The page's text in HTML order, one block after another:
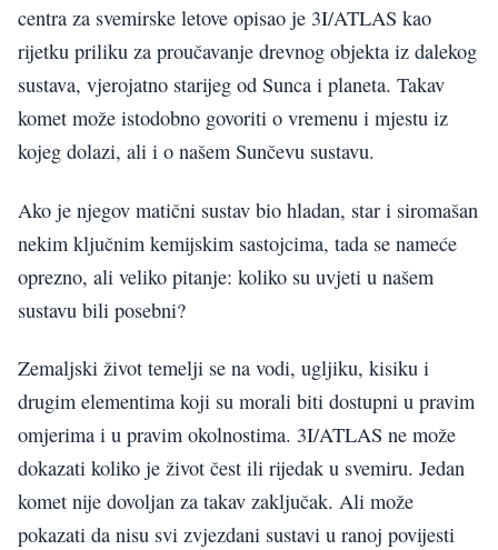
centra za svemirske letove opisao je 3I/ATLAS kao
rijetku priliku za proučavanje drevnog objekta iz dalekog
sustava, vjerojatno starijeg od Sunca i planeta. Takav
komet može istodobno govoriti o vremenu i mjestu iz
kojeg dolazi, ali i o našem Sunčevu sustavu.
Ako je njegov matični sustav bio hladan, star i siromašan
nekim ključnim kemijskim sastojcima, tada se nameće
oprezno, ali veliko pitanje: koliko su uvjeti u našem
sustavu bili posebni?
Zemaljski život temelji se na vodi, ugljiku, kisiku i
drugim elementima koji su morali biti dostupni u pravim
omjerima i u pravim okolnostima. 3I/ATLAS ne može
dokazati koliko je život čest ili rijedak u svemiru. Jedan
komet nije dovoljan za takav zaključak. Ali može
pokazati da nisu svi zvjezdani sustavi u ranoj povijesti